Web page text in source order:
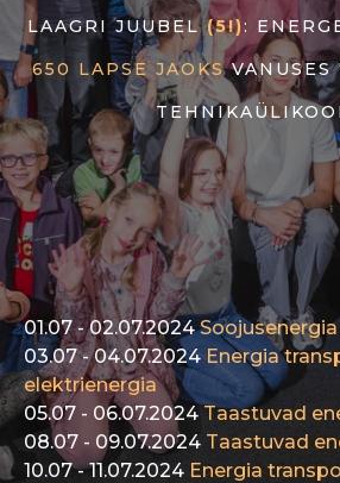
LAAGRI JUUBEL(5!):
650 LAPSE JAOKSVANUSES
01.07 - 02.07.2024Soojusenergia
03.07 - 04.07.2024 Energia
elektrienergia
05.07 - 06.07.2024 Taastuvad
08.07 - 09.07.2024 Taastuvad
10.07 - 11.07.2024 Energia